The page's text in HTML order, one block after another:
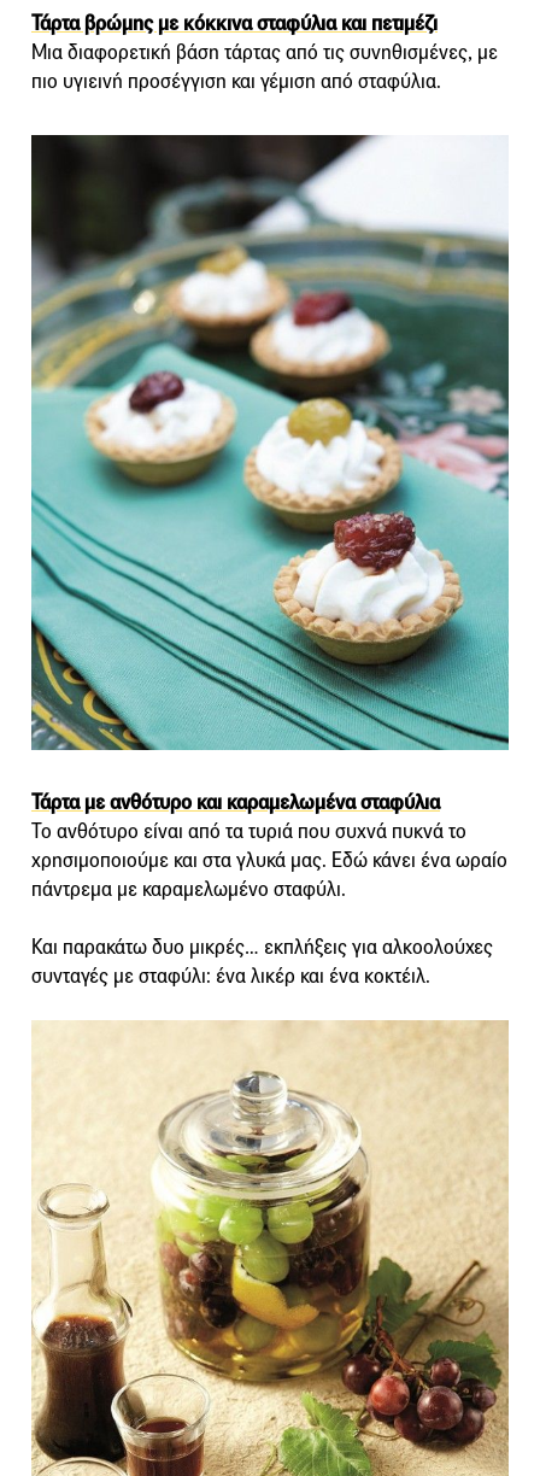
Τάρτα βρώμης με κόκκινα σταφύλια και πετιμέζι
Μια διαφορετική βάση τάρτας από τις συνηθισμένες, με
πιο υγιεινή προσέγγιση και γέμιση από σταφύλια.
Τάρτα με ανθότυρο και καραμελωμένα σταφύλια
Το ανθότυρο είναι από τα τυριά που συχνά πυκνά το
χρησιμοποιούμε και στα γλυκά μας. Εδώ κάνει ένα ωραίο
πάντρεμα με καραμελωμένο σταφύλι.
Και παρακάτω δυο μικρές… εκπλήξεις για αλκοολούχες
συνταγές με σταφύλι: ένα λικέρ και ένα κοκτέιλ.